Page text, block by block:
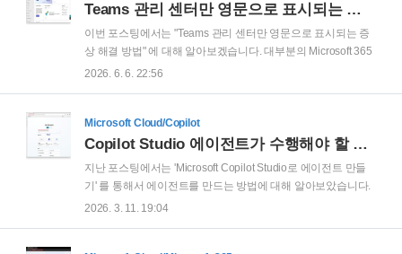
Teams 관리 센터만 영문으로 표시되는 증상 해결 방법
이번 포스팅에서는 "Teams 관리 센터만 영문으로 표시되는 증
상 해결 방법" 에 대해 알아보겠습니다. 대부분의 Microsoft 365
관리 센터의 표시 언어가 기본 표시 언어인 한글로 정상적으로
'PreferredLanguage' 속성을 한글로 변경함으로써, 간략하게 조
치하는 방법에 대해 설명 드려보겠습니다. 먼저 Microsoft
다. PowerShell 을 관리자 권한으로 실행 후, 다음 cmdlet 명령
어를 실행 합니다.Connect-MgGraph -Scopes
"User.Read.All","Gro..
2026. 6. 6. 22:56
Microsoft Cloud/Copilot
Copilot Studio 에이전트가 수행해야 할 작업을 설명하는 것으로 구축 시작하기
지난 포스팅에서는 'Microsoft Copilot Studio로 에이전트 만들
기' 를 통해서 에이전트를 만드는 방법에 대해 알아보았습니다.
Microsoft Copilot Studio로 에이전트 만들기이번 포스팅에서는
2026. 3. 11. 19:04